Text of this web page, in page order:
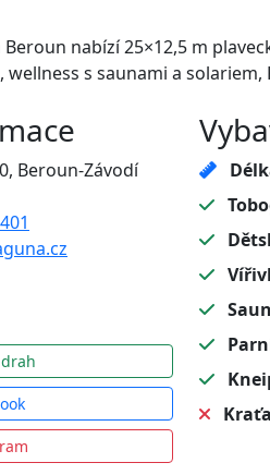
nabízí 25×12,5 m
wellness s saunami a
Beroun-Závodí